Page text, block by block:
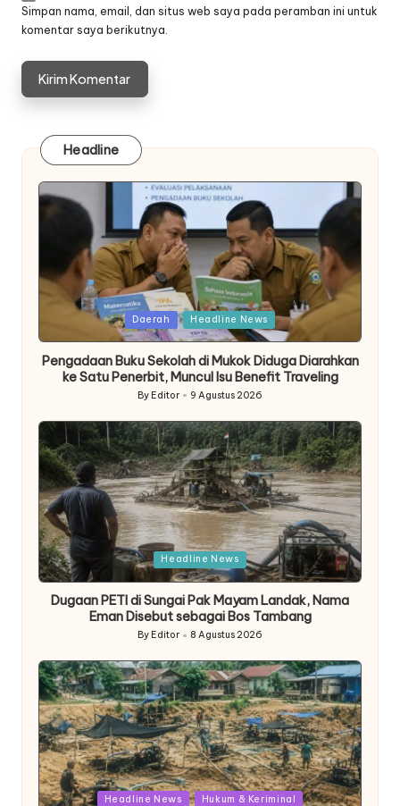
Simpan nama, email, dan situs web saya pada peramban ini untuk
komentar saya berikutnya.
Headline
Daerah Headline News
Pengadaan Buku Sekolah di Mukok Diduga Diarahkan
ke Satu Penerbit, Muncul Isu Benefit Traveling
Posted
by
By Editor 9 Agustus 2026
Posted
in
Headline News
Dugaan PETI di Sungai Pak Mayam Landak, Nama
Eman Disebut sebagai Bos Tambang
Posted
by
By Editor 8 Agustus 2026
Posted
Headline News Hukum & Keriminal